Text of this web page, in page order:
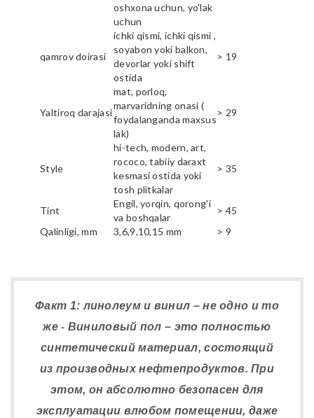
oshxona uchun, yo'lak
uchun
qamrov doirasi
ichki qismi, ichki qismi ,
soyabon yoki balkon,
devorlar yoki shift
ostida
> 19
Yaltiroq darajasi
mat, porloq,
marvaridning onasi (
foydalanganda maxsus
lak)
> 29
Style
hi-tech, modern, art,
rococo, tabiiy daraxt
kesmasi ostida yoki
tosh plitkalar
> 35
Tint
Engil, yorqin, qorong'i
va boshqalar
> 45
Qalinligi, mm
3,6,9,10,15 mm > 9
Факт 1: линолеум и винил – не одно и то
же - Виниловый пол – это полностью
синтетический материал, состоящий
из производных нефтепродуктов. При
этом, он абсолютно безопасен для
эксплуатации влюбом помещении, даже